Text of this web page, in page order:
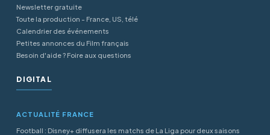
Newsletter gratuite
Toute la production - France, US, télé
Calendrier des événements
Petites annonces du Film français
Besoin d'aide ? Foire aux questions
DIGITAL
ACTUALITÉ FRANCE
Football : Disney+ diffusera les matchs de La Liga pour deux saisons